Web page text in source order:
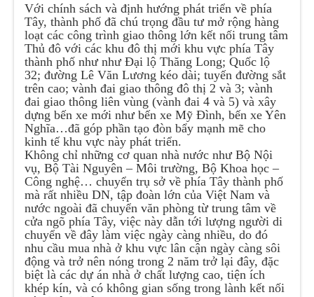
Với chính sách và định hướng phát triển về phía
Tây, thành phố đã chú trọng đầu tư mở rộng hàng
loạt các công trình giao thông lớn kết nối trung tâm
Thủ đô với các khu đô thị mới khu vực phía Tây
thành phố như như Đại lộ Thăng Long; Quốc lộ
32; đường Lê Văn Lương kéo dài; tuyến đường sắt
trên cao; vành đai giao thông đô thị 2 và 3; vành
đai giao thông liên vùng (vành đai 4 và 5) và xây
dựng bến xe mới như bến xe Mỹ Đình, bến xe Yên
Nghĩa…đã góp phần tạo đòn bẩy mạnh mẽ cho
kinh tế khu vực này phát triển.
Không chỉ những cơ quan nhà nước như Bộ Nội
vụ, Bộ Tài Nguyên – Môi trường, Bộ Khoa học –
Công nghệ… chuyển trụ sở về phía Tây thành phố
mà rất nhiều DN, tập đoàn lớn của Việt Nam và
nước ngoài đã chuyển văn phòng từ trung tâm về
cửa ngõ phía Tây, việc này dẫn tới lượng người di
chuyển về đây làm việc ngày càng nhiều, do đó
nhu cầu mua nhà ở khu vực lân cận ngày càng sôi
động và trở nên nóng trong 2 năm trở lại đây, đặc
biệt là các dự án nhà ở chất lượng cao, tiện ích
khép kín, và có không gian sống trong lành kết nối